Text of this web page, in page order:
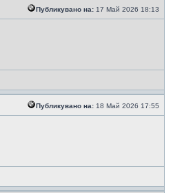
Публикувано на: 17 Май 2026 18:13
Публикувано на: 18 Май 2026 17:55